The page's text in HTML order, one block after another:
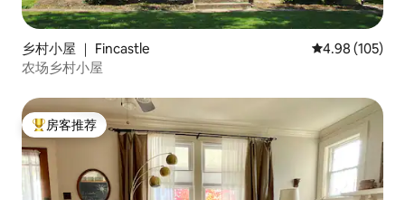
乡村小屋 ｜ Fincastle 平均评分 4.98
4.98 (105)
农场乡村小屋
热门「房客推荐」
房客推荐